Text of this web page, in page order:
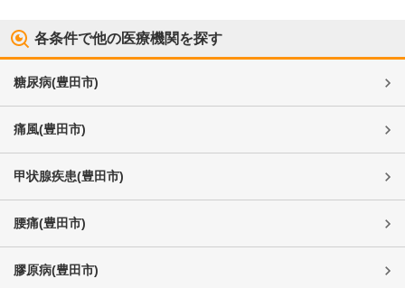
各条件で他の医療機関を探す
糖尿病(豊田市)
痛風(豊田市)
甲状腺疾患(豊田市)
腰痛(豊田市)
膠原病(豊田市)